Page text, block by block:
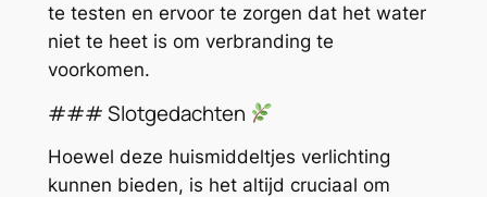
te testen en ervoor te zorgen dat het water
niet te heet is om verbranding te
voorkomen.
### Slotgedachten
Hoewel deze huismiddeltjes verlichting
kunnen bieden, is het altijd cruciaal om